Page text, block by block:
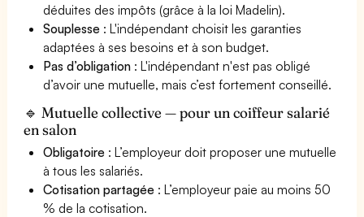
déduites des impôts (grâce à la loi Madelin).
Souplesse : L'indépendant choisit les garanties
adaptées à ses besoins et à son budget.
Pas d’obligation : L'indépendant n'est pas obligé
d’avoir une mutuelle, mais c’est fortement conseillé.
🔹 Mutuelle collective — pour un coiffeur salarié
en salon
Obligatoire : L’employeur doit proposer une mutuelle
à tous les salariés.
Cotisation partagée : L’employeur paie au moins 50
% de la cotisation.